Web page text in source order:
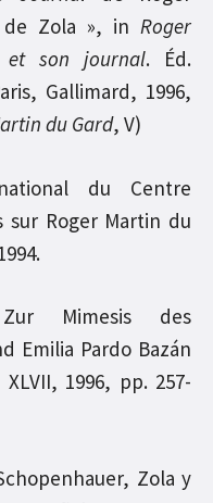
de Zola », in Roger
et son journal. Éd.
Gallimard, 1996,
du Gard, V)
du Centre
sur Roger Martin du
Mimesis des
Emilia Pardo Bazán
XLVII, 1996, pp. 257-
Zola y